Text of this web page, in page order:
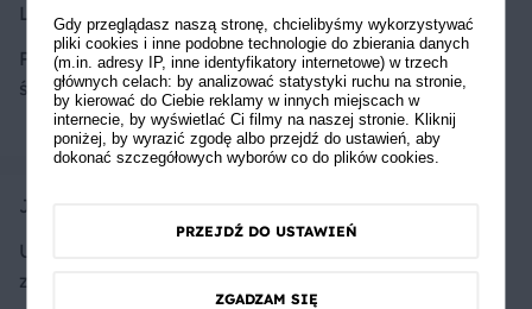
Lalaxo
Pyszne, zdrowe i pożywne
śniadanie!
JanUszka
Uwielbiam takie sycące i
zdrowe śniadania
Gdy przeglądasz naszą stronę, chcielibyśmy wykorzystywać
pliki cookies i inne podobne technologie do zbierania danych
(m.in. adresy IP, inne identyfikatory internetowe) w trzech
głównych celach: by analizować statystyki ruchu na stronie,
by kierować do Ciebie reklamy w innych miejscach w
internecie, by wyświetlać Ci filmy na naszej stronie. Kliknij
poniżej, by wyrazić zgodę albo przejdź do ustawień, aby
dokonać szczegółowych wyborów co do plików cookies.
PRZEJDŹ DO USTAWIEŃ
ZGADZAM SIĘ